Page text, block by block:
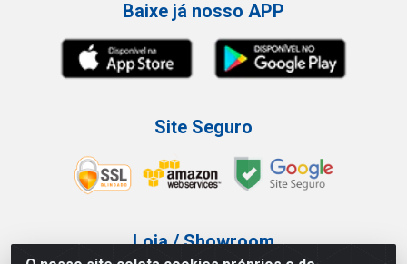
Baixe já nosso APP
Site Seguro
Loja / Showroom